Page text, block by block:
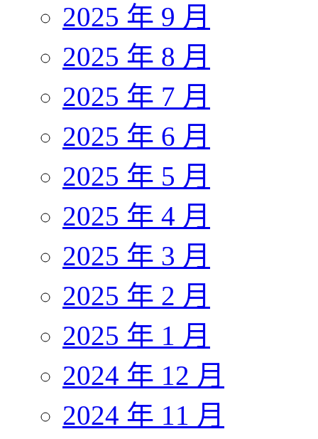
2025 年 9 月
2025 年 8 月
2025 年 7 月
2025 年 6 月
2025 年 5 月
2025 年 4 月
2025 年 3 月
2025 年 2 月
2025 年 1 月
2024 年 12 月
2024 年 11 月